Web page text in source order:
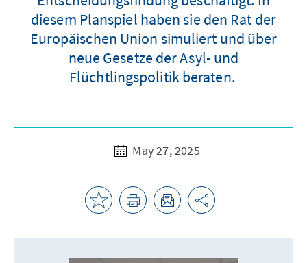
diesem Planspiel haben sie den Rat der
Europäischen Union simuliert und über
neue Gesetze der Asyl- und
Flüchtlingspolitik beraten.
May 27, 2025